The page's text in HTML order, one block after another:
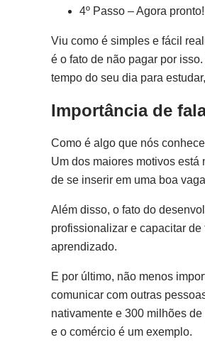
4º Passo – Agora
Viu como é simples e fácil
é o fato de não pagar por
tempo do seu dia para
Importância de
Como é algo que nós
Um dos maiores motivos
de se inserir em uma boa
Além disso, o fato do
profissionalizar e capacitar
aprendizado.
E por último, não menos
comunicar com outras
nativamente e 300 milhões
e o comércio é um exemplo.